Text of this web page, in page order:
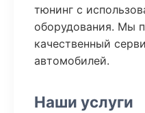
тюнинг с
оборудования. Мы
качественный
автомобилей.
Наши услуги